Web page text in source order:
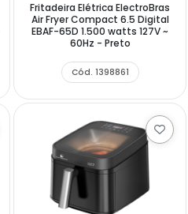
Fritadeira Elétrica ElectroBras
Air Fryer Compact 6.5 Digital
EBAF-65D 1.500 watts 127V ~
60Hz - Preto
Cód. 1398861